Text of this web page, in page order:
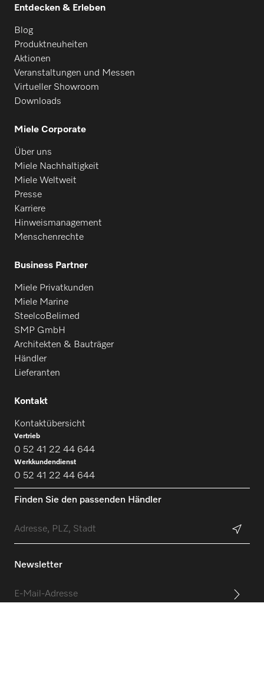
Entdecken & Erleben
Blog
Produktneuheiten
Aktionen
Veranstaltungen und Messen
Virtueller Showroom
Downloads
Miele Corporate
Über uns
Miele Nachhaltigkeit
Miele Weltweit
Presse
Karriere
Hinweismanagement
Menschenrechte
Business Partner
Miele Privatkunden
Miele Marine
SteelcoBelimed
SMP GmbH
Architekten & Bauträger
Händler
Lieferanten
Kontakt
Kontaktübersicht
Vertrieb
0 52 41 22 44 644
Werkkundendienst
0 52 41 22 44 644
Finden Sie den passenden Händler
Newsletter